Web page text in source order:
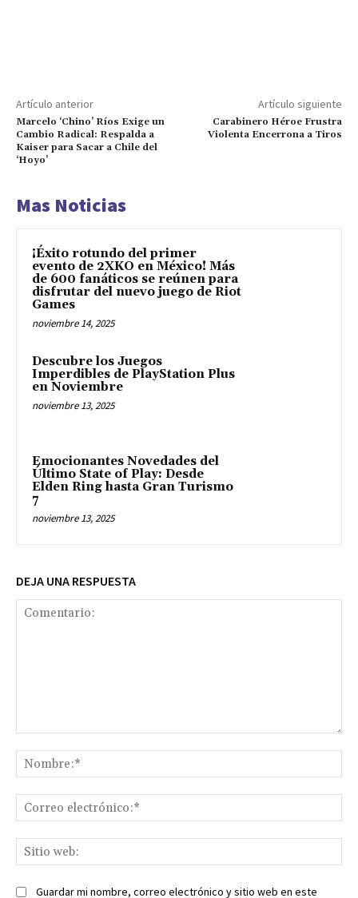
Artículo anterior
Marcelo ‘Chino’ Ríos Exige un
Cambio Radical: Respalda a
Kaiser para Sacar a Chile del
‘Hoyo’
Artículo siguiente
Carabinero Héroe Frustra
Violenta Encerrona a Tiros
Mas Noticias
¡Éxito rotundo del primer
evento de 2XKO en México! Más
de 600 fanáticos se reúnen para
disfrutar del nuevo juego de Riot
Games
noviembre 14, 2025
Descubre los Juegos
Imperdibles de PlayStation Plus
en Noviembre
noviembre 13, 2025
Emocionantes Novedades del
Último State of Play: Desde
Elden Ring hasta Gran Turismo
7
noviembre 13, 2025
DEJA UNA RESPUESTA
Guardar mi nombre, correo electrónico y sitio web en este